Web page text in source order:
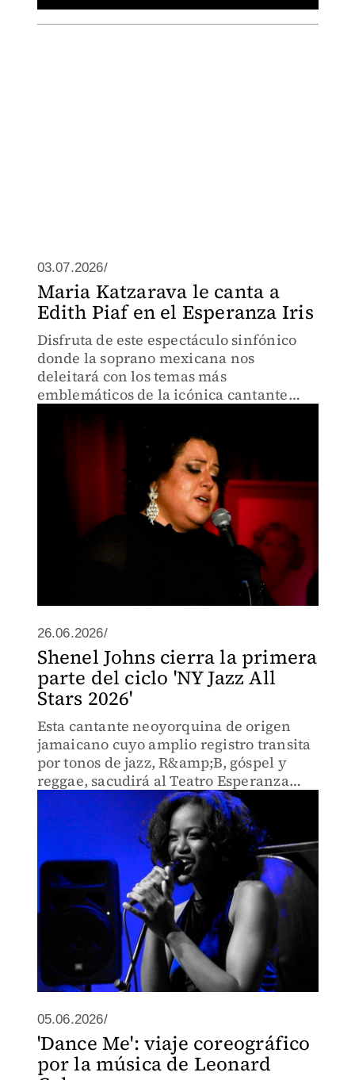
03.07.2026/
Maria Katzarava le canta a
Edith Piaf en el Esperanza Iris
Disfruta de este espectáculo sinfónico
donde la soprano mexicana nos
deleitará con los temas más
emblemáticos de la icónica cantante
26.06.2026/
Shenel Johns cierra la primera
parte del ciclo 'NY Jazz All
Stars 2026'
Esta cantante neoyorquina de origen
jamaicano cuyo amplio registro transita
por tonos de jazz, R&amp;B, góspel y
reggae, sacudirá al Teatro Esperanza
05.06.2026/
'Dance Me': viaje coreográfico
por la música de Leonard